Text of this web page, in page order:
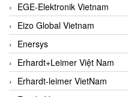
EGE-Elektronik Vietnam
Eizo Global Vietnam
Enersys
Erhardt+Leimer Việt Nam
Erhardt-leimer VietNam